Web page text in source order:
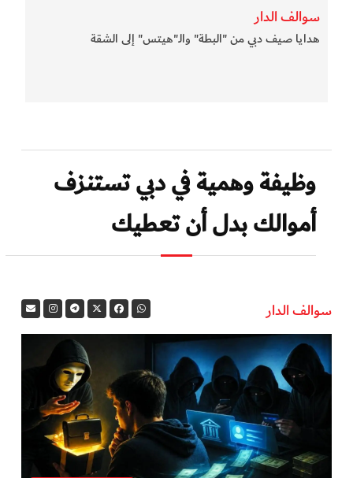
سوالف الدار
هدايا صيف دبي من "البطة" والـ"هيتس" إلى الشقة
وظيفة وهمية في دبي تستنزف
أموالك بدل أن تعطيك
سوالف الدار